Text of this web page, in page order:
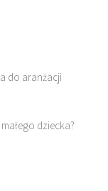
do aranżacji
dziecka?